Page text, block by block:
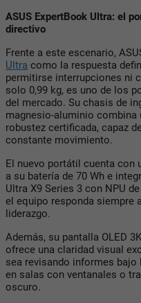
ASUS ExpertBook Ultra: el
directivo
Frente a este escenario,
Ultra como la respuesta
permitirse interrupciones ni
solo 0,99 kg, es uno de los
del mercado. Su chasis de
magnesio-aluminio combina
robustez certificada, capaz
constante movimiento.
El nuevo portátil cuenta con
a su batería de 70 Wh e
Ultra X9 Series 3 con NPU
el equipo responda siempre
liderazgo.
Además, su pantalla OLED
ofrece una claridad visual
sea revisando informes
en salas con ventanales o
oscuro.